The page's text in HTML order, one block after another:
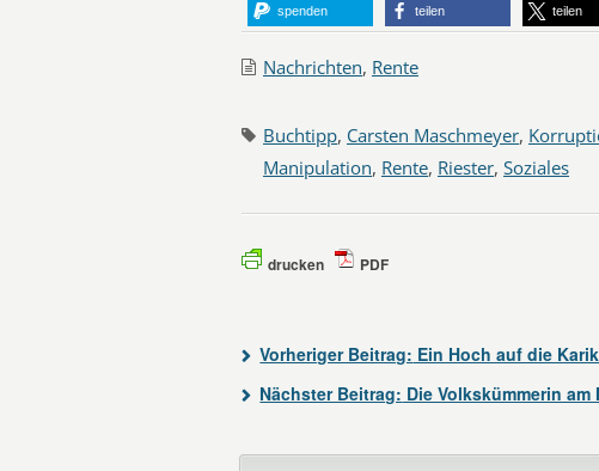
spenden teilen teilen
Nachrichten, Rente
Buchtipp, Carsten Maschmeyer,
Manipulation, Rente, Riester, Soziales
drucken PDF
Vorheriger Beitrag: Ein Hoch auf die
Nächster Beitrag: Die Volkskümmerin am